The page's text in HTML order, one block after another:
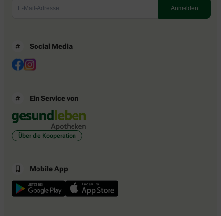
Social Media
Ein Service von
Über die Kooperation
Mobile App